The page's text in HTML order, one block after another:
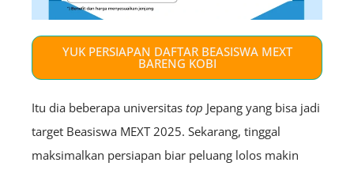
YUK PERSIAPAN DAFTAR BEASISWA MEXT
BARENG KOBI
Itu dia beberapa universitas top Jepang yang bisa jadi
target Beasiswa MEXT 2025. Sekarang, tinggal
maksimalkan persiapan biar peluang lolos makin